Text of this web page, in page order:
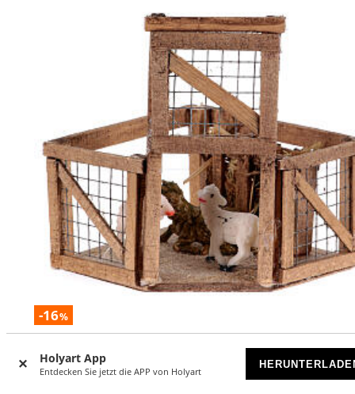
Holyart App
Entdecken Sie jetzt die APP von Holyart
-16%
Schafpferch, neapolitanische Krippe, für 10 cm Krippe – 10
× 10 cm